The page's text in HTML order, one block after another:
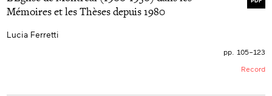
Mémoires et les Thèses depuis 1980
Lucia Ferretti
pp. 105–123
Record